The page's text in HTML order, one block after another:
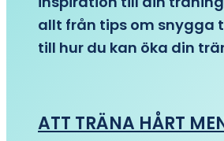
allt från tips om snygga
till hur du kan öka din
ATT TRÄNA HÅRT